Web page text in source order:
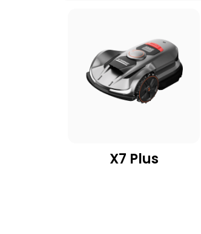
X7 Plus